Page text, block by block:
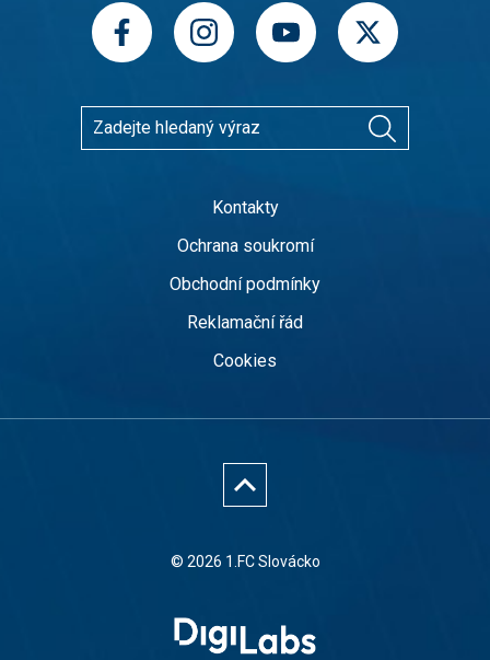
Kontakty
Ochrana soukromí
Obchodní podmínky
Reklamační řád
Cookies
© 2026 1.FC Slovácko